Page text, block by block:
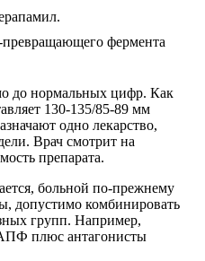
фермента
до нормальных цифр. Как
130-135/85-89 мм
одно лекарство,
Врач смотрит на
препарата.
больной по-прежнему
допустимо комбинировать
групп. Например,
плюс антагонисты